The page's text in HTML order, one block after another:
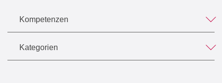
Kompetenzen
Kategorien